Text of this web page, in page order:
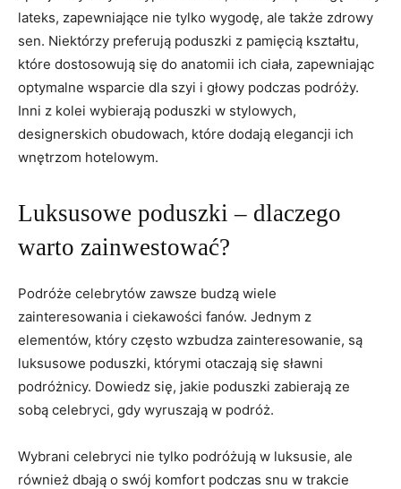
lateks,⁢ zapewniające nie tylko wygodę, ale także zdrowy⁤
sen. Niektórzy preferują poduszki z pamięcią kształtu,
które dostosowują ⁤się do ‍anatomii ich ciała, zapewniając
optymalne wsparcie dla szyi ‍i​ głowy podczas ⁤podróży.
Inni‌ z kolei⁤ wybierają poduszki w stylowych,
designerskich⁤ obudowach, które dodają ⁤elegancji ich
wnętrzom hotelowym.
Luksusowe ​poduszki –⁤ dlaczego
warto zainwestować?
Podróże celebrytów zawsze budzą ‌wiele
zainteresowania i ciekawości fanów.⁣ Jednym z‌
elementów, który często wzbudza zainteresowanie, są
luksusowe poduszki,⁤ którymi otaczają się sławni
podróżnicy. Dowiedz się, jakie poduszki⁢ zabierają ze
sobą ​celebryci, gdy‍ wyruszają w podróż.
Wybrani⁤ celebryci nie tylko podróżują w luksusie, ale
również⁣ dbają‌ o swój ‌komfort podczas snu w trakcie